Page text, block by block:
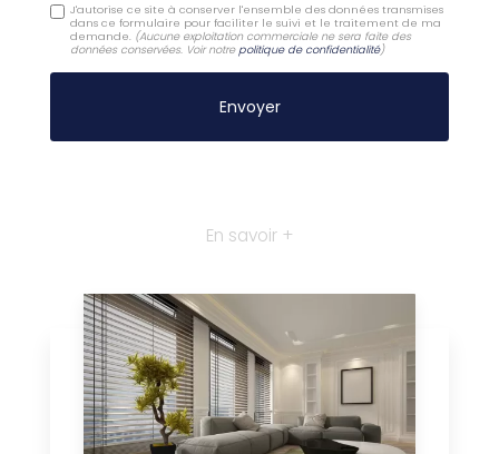
J'autorise ce site à conserver l'ensemble des données transmises
dans ce formulaire pour faciliter le suivi et le traitement de ma
demande. (Aucune exploitation commerciale ne sera faite des
données conservées. Voir notrepolitique de confidentialité)
En savoir +